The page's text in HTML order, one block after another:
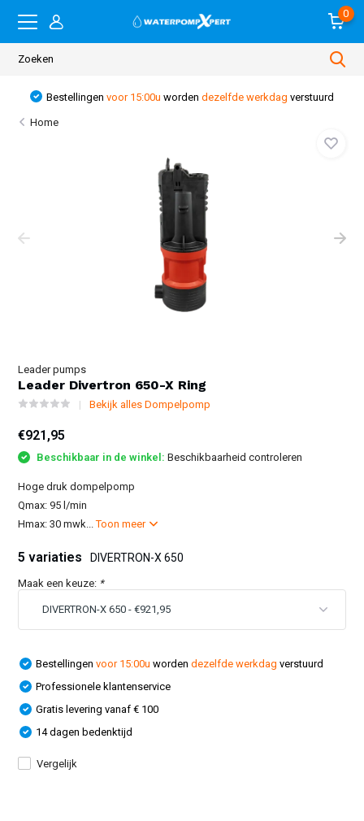
0
Bestellingenvoor 15:00u worden dezelfde werkdag verstuurd
Home
Leader pumps
Leader Divertron 650-X Ring
Bekijk alles Dompelpomp
€921,95
Beschikbaar in de winkel:Beschikbaarheid controleren
Hoge druk dompelpomp
Qmax: 95 l/min
Hmax: 30 mwk...Toon meer
5 variaties DIVERTRON-X 650
Maak een keuze: *
Bestellingenvoor 15:00u worden dezelfde werkdag verstuurd
Professionele klantenservice
Gratis levering vanaf € 100
14 dagen bedenktijd
Vergelijk